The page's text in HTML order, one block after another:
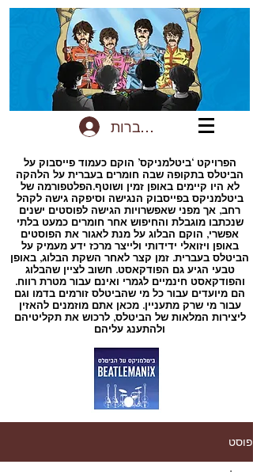
להתחברות
הפרויקט ‘ביטלמניקס’ הוקם כעמוד פייסבוק על
הביטלס בתקופה שבה חומרים בעברית על הלהקה
לא היו קיימים באופן זמין ושוטף.הפלטפורמה של
ביטלמניקס בפייסבוק הנגישה וסיפקה גישה לקהל
רחב, אך מפני שאפשרויות הגישה לפוסטים ישנים
שנכתבו מוגבלת והחיפוש אחר חומרים כמעט בלתי
אפשרי, הוקם הבלוג על מנת לאגור את הפוסטים
באופן ויזואלי ידידותי ולייצר מרכז ידע מעמיק על
הביטלס בעברית. זמן קצר לאחר השקת הבלוג, באופן
טבעי הגיע גם הפודקאסט. חשוב לציין שהבלוג
והפודקאסט חינמיים לגמרי ואינם עבור מטרת רווח.
הם מיועדים עבור כל מי שהביטלס זורמים בדמו וגם
עבור מי שרק מתעניין. מכאן אתם מוזמנים להאזין
ליצירות המלאות של הביטלס, לרכוש את תקליטיהם
ולהתענג עליהם
פוסט